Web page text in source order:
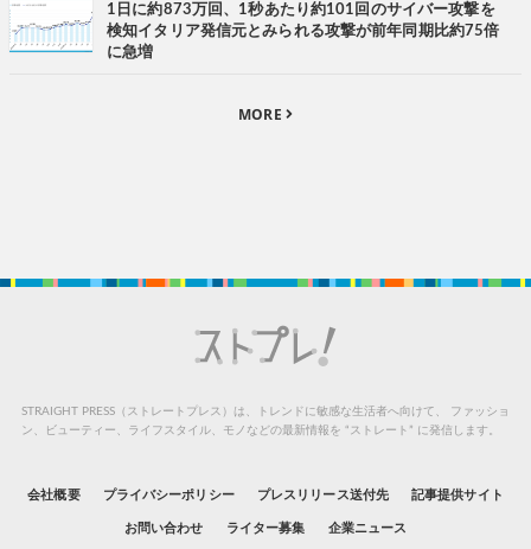
1日に約873万回、1秒あたり約101回のサイバー攻撃を
検知イタリア発信元とみられる攻撃が前年同期比約75倍
に急増
MORE
STRAIGHT PRESS（ストレートプレス）は、トレンドに敏感な生活者へ向けて、
ファッショ
ン、ビューティー、ライフスタイル、モノなどの最新情報を “ストレート” に発信します。
会社概要 プライバシーポリシー プレスリリース送付先 記事提供サイト
お問い合わせ ライター募集 企業ニュース